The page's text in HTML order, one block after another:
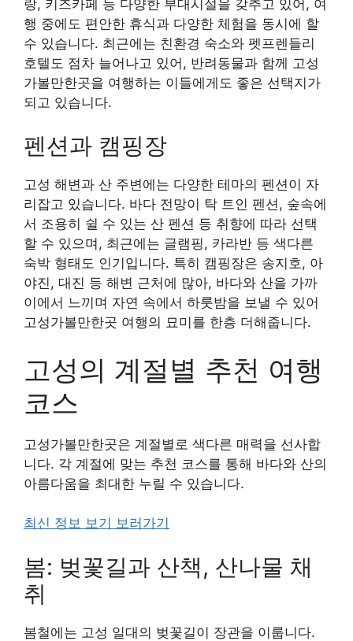
랑, 키즈카페 등 다양한 부대시설을 갖추고 있어, 여
행 중에도 편안한 휴식과 다양한 체험을 동시에 할
수 있습니다. 최근에는 친환경 숙소와 펫프렌들리
호텔도 점차 늘어나고 있어, 반려동물과 함께 고성
가볼만한곳을 여행하는 이들에게도 좋은 선택지가
되고 있습니다.
펜션과 캠핑장
고성 해변과 산 주변에는 다양한 테마의 펜션이 자
리잡고 있습니다. 바다 전망이 탁 트인 펜션, 숲속에
서 조용히 쉴 수 있는 산 펜션 등 취향에 따라 선택
할 수 있으며, 최근에는 글램핑, 카라반 등 색다른
숙박 형태도 인기입니다. 특히 캠핑장은 송지호, 아
야진, 대진 등 해변 근처에 많아, 바다와 산을 가까
이에서 느끼며 자연 속에서 하룻밤을 보낼 수 있어
고성가볼만한곳 여행의 묘미를 한층 더해줍니다.
고성의 계절별 추천 여행
코스
고성가볼만한곳은 계절별로 색다른 매력을 선사합
니다. 각 계절에 맞는 추천 코스를 통해 바다와 산의
아름다움을 최대한 누릴 수 있습니다.
최신 정보 보기 보러가기
봄: 벚꽃길과 산책, 산나물 채
취
봄철에는 고성 일대의 벚꽃길이 장관을 이룹니다.